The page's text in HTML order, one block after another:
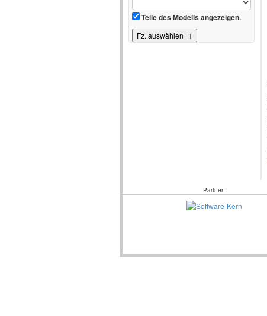
Teile des Modells angezeigen.
Fz. auswählen
Partner: